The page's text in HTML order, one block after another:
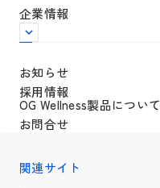
企業情報
お知らせ
採用情報
OG Wellness製品について
お問合せ
関連サイト